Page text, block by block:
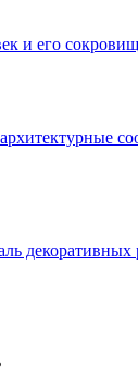
и его
декоративных